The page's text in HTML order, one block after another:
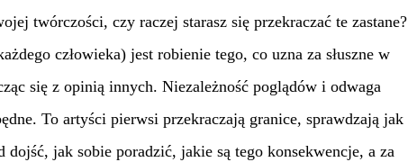
twórczości, czy raczej starasz się przekraczać te zastane?
człowieka) jest robienie tego, co uzna za słuszne w
się z opinią innych. Niezależność poglądów i odwaga
To artyści pierwsi przekraczają granice, sprawdzają jak
dojść, jak sobie poradzić, jakie są tego konsekwencje, a za